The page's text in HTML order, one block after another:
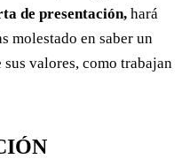
de presentación, hará
molestado en saber un
sus valores, como trabajan